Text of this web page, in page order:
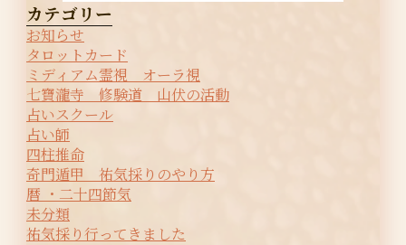
カテゴリー
お知らせ
タロットカード
ミディアム霊視 オーラ視
七寶瀧寺 修験道 山伏の活動
占いスクール
占い師
四柱推命
奇門遁甲 祐気採りのやり方
暦 ・二十四節気
未分類
祐気採り行ってきました